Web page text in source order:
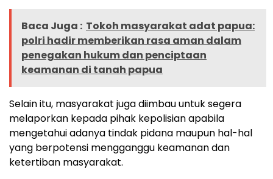
Baca Juga : Tokoh masyarakat adat papua:
polri hadir memberikan rasa aman dalam
penegakan hukum dan penciptaan
keamanan di tanah papua
Selain itu, masyarakat juga diimbau untuk segera
melaporkan kepada pihak kepolisian apabila
mengetahui adanya tindak pidana maupun hal-hal
yang berpotensi mengganggu keamanan dan
ketertiban masyarakat.